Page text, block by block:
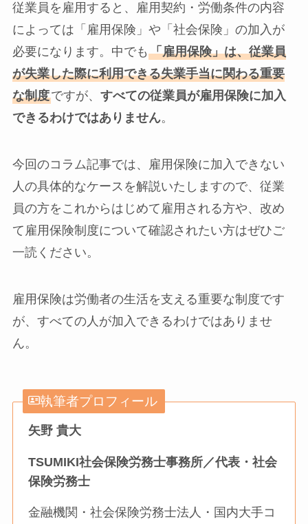
従業員を雇用すると、雇用契約・労働条件の内容
によっては「雇用保険」や「社会保険」の加入が
必要になります。中でも 「雇用保険」は、従業員
が失業した際に利用できる失業手当に関わる重要
な制度ですが、 すべての従業員が雇用保険に加入
できるわけではありません。
今回のコラム記事では、雇用保険に加入できない
人の具体的なケースを解説いたしますので、従業
員の方をこれからはじめて雇用される方や、改め
て雇用保険制度について確認されたい方はぜひご
一読ください。
雇用保険は労働者の生活を支える重要な制度です
が、すべての人が加入できるわけではありませ
ん。
執筆者プロフィール
矢野 貴大
TSUMIKI社会保険労務士事務所／代表・社会
保険労務士
金融機関・社会保険労務士法人・国内大手コ